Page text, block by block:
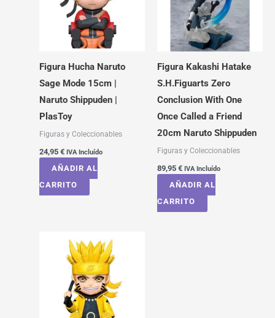
Figura Hucha Naruto
Sage Mode 15cm |
Naruto Shippuden |
PlasToy
Figuras y Coleccionables
24,95 € IVA Incluído
AÑADIR AL
CARRITO
Figura Kakashi Hatake
S.H.Figuarts Zero
Conclusion With One
Once Called a Friend
20cm Naruto Shippuden
Figuras y Coleccionables
89,95 € IVA Incluído
AÑADIR AL
CARRITO